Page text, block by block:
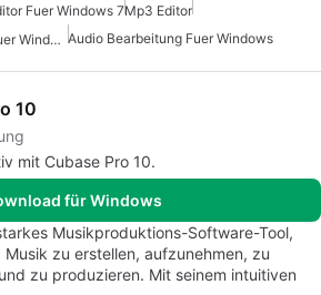
Fuer Windows 7Mp3 Editor
Mp3 Schneider Verbinden Fuer Windows 7 Audio Bearbeitung Fuer Windows
10
mit Cubase Pro 10.
für Windows
Musikproduktions-Software-Tool,
zu erstellen, aufzunehmen, zu
zu produzieren. Mit seinem intuitiven